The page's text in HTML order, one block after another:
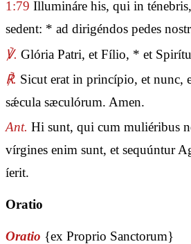
1:79 Illumináre his, qui in
sedent: * ad dirigéndos pedes
℣. Glória Patri, et Fílio, * et
℟. Sicut erat in princípio, et nunc,
sǽcula sæculórum. Amen.
Ant. Hi sunt, qui cum muliéribus
vírgines enim sunt, et sequúntur
íerit.
Oratio
Oratio {ex Proprio Sanctorum}